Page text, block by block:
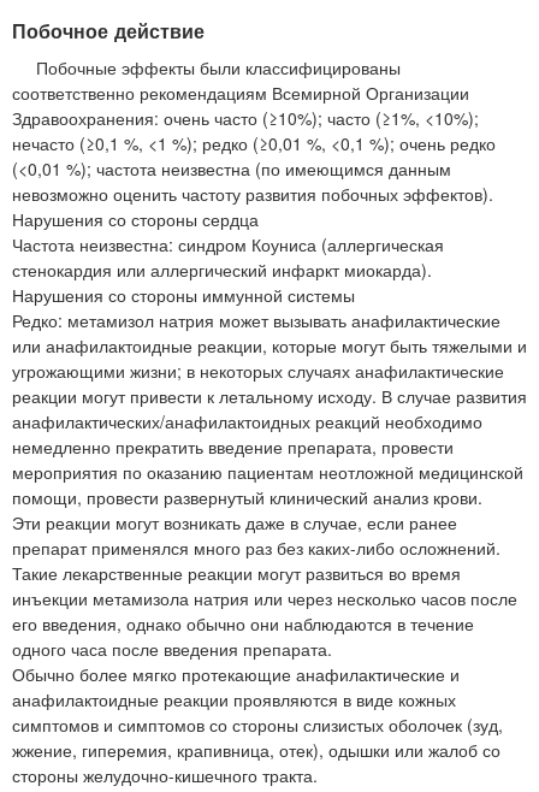
Побочное действие
Побочные эффекты были классифицированы
соответственно рекомендациям Всемирной Организации
Здравоохранения: очень часто (≥10%); часто (≥1%, <10%);
нечасто (≥0,1 %, <1 %); редко (≥0,01 %, <0,1 %); очень редко
(<0,01 %); частота неизвестна (по имеющимся данным
невозможно оценить частоту развития побочных эффектов).
Нарушения со стороны сердца
Частота неизвестна: синдром Коуниса (аллергическая
стенокардия или аллергический инфаркт миокарда).
Нарушения со стороны иммунной системы
Редко: метамизол натрия может вызывать анафилактические
или анафилактоидные реакции, которые могут быть тяжелыми и
угрожающими жизни; в некоторых случаях анафилактические
реакции могут привести к летальному исходу. В случае развития
анафилактических/анафилактоидных реакций необходимо
немедленно прекратить введение препарата, провести
мероприятия по оказанию пациентам неотложной медицинской
помощи, провести развернутый клинический анализ крови.
Эти реакции могут возникать даже в случае, если ранее
препарат применялся много раз без каких-либо осложнений.
Такие лекарственные реакции могут развиться во время
инъекции метамизола натрия или через несколько часов после
его введения, однако обычно они наблюдаются в течение
одного часа после введения препарата.
Обычно более мягко протекающие анафилактические и
анафилактоидные реакции проявляются в виде кожных
симптомов и симптомов со стороны слизистых оболочек (зуд,
жжение, гиперемия, крапивница, отек), одышки или жалоб со
стороны желудочно-кишечного тракта.